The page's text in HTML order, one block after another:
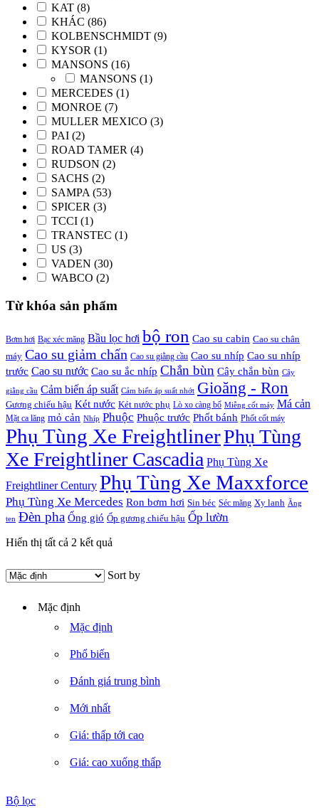
KAT (8)
KHÁC (86)
KOLBENSCHMIDT (9)
KYSOR (1)
MANSONS (16)
MANSONS (1)
MERCEDES (1)
MONROE (7)
MULLER MEXICO (3)
PAI (2)
ROAD TAMER (4)
RUDSON (2)
SACHS (2)
SAMPA (53)
SPICER (3)
TCCI (1)
TRANSTEC (1)
US (3)
VADEN (30)
WABCO (2)
Từ khóa sản phẩm
Bơm hơi Bạc xéc măng Bầu lọc hơi bộ ron Cao su cabin Cao su chân
máy Cao su giảm chấn Cao su giằng cầu Cao su nhíp Cao su nhíp
trước Cao su nước Cao su ắc nhíp Chắn bùn Cây chắn bùn Cây
giằng cầu Cảm biến áp suất Cảm biến áp suất nhớt Gioăng - Ron
Gương chiếu hậu Két nước Két nước phụ Lò xo càng bố Miễng cốt máy Má cản
Mặt ca lăng mỏ cản Nhíp Phuộc Phuộc trước Phốt bánh Phốt cốt máy
Phụ Tùng Xe FreightlinerPhụ Tùng
Xe Freightliner Cascadia Phụ Tùng Xe
Freightliner Century Phụ Tùng Xe Maxxforce
Phụ Tùng Xe Mercedes Ron bơm hơi Sin béc Séc măng Xy lanh Ăng
ten Đèn pha Ống gió Ốp gương chiếu hậu Ốp lườn
Hiển thị tất cả 2 kết quả
Sort by
Mặc định
Mặc định
Phổ biến
Đánh giá trung bình
Mới nhất
Giá: thấp tới cao
Giá: cao xuống thấp
Bộ lọc